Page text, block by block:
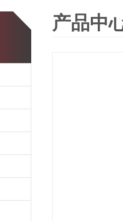
产品中